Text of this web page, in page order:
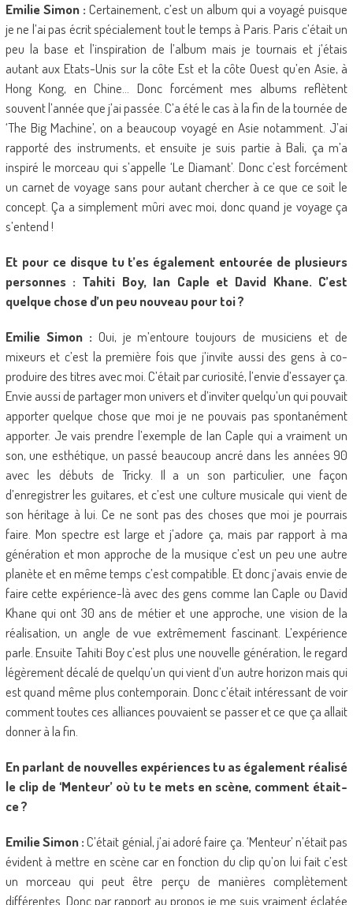
Emilie Simon : Certainement, c’est un album qui a voyagé puisque
je ne l’ai pas écrit spécialement tout le temps à Paris. Paris c’était un
peu la base et l’inspiration de l’album mais je tournais et j’étais
autant aux Etats-Unis sur la côte Est et la côte Ouest qu’en Asie, à
Hong Kong, en Chine… Donc forcément mes albums reflètent
souvent l’année que j’ai passée. C’a été le cas à la fin de la tournée de
‘The Big Machine’, on a beaucoup voyagé en Asie notamment. J’ai
rapporté des instruments, et ensuite je suis partie à Bali, ça m’a
inspiré le morceau qui s’appelle ‘Le Diamant’. Donc c’est forcément
un carnet de voyage sans pour autant chercher à ce que ce soit le
concept. Ça a simplement mûri avec moi, donc quand je voyage ça
s’entend !
Et pour ce disque tu t’es également entourée de plusieurs
personnes : Tahiti Boy, Ian Caple et David Khane. C’est
quelque chose d’un peu nouveau pour toi ?
Emilie Simon : Oui, je m’entoure toujours de musiciens et de
mixeurs et c’est la première fois que j’invite aussi des gens à co-
produire des titres avec moi. C’était par curiosité, l’envie d’essayer ça.
Envie aussi de partager mon univers et d’inviter quelqu’un qui pouvait
apporter quelque chose que moi je ne pouvais pas spontanément
apporter. Je vais prendre l’exemple de Ian Caple qui a vraiment un
son, une esthétique, un passé beaucoup ancré dans les années 90
avec les débuts de Tricky. Il a un son particulier, une façon
d’enregistrer les guitares, et c’est une culture musicale qui vient de
son héritage à lui. Ce ne sont pas des choses que moi je pourrais
faire. Mon spectre est large et j’adore ça, mais par rapport à ma
génération et mon approche de la musique c’est un peu une autre
planète et en même temps c’est compatible. Et donc j’avais envie de
faire cette expérience-là avec des gens comme Ian Caple ou David
Khane qui ont 30 ans de métier et une approche, une vision de la
réalisation, un angle de vue extrêmement fascinant. L’expérience
parle. Ensuite Tahiti Boy c’est plus une nouvelle génération, le regard
légèrement décalé de quelqu’un qui vient d’un autre horizon mais qui
est quand même plus contemporain. Donc c’était intéressant de voir
comment toutes ces alliances pouvaient se passer et ce que ça allait
donner à la fin.
En parlant de nouvelles expériences tu as également réalisé
le clip de ‘Menteur’ où tu te mets en scène, comment était-
ce ?
Emilie Simon :C’était génial, j’ai adoré faire ça. ‘Menteur’ n’était pas
évident à mettre en scène car en fonction du clip qu’on lui fait c’est
un morceau qui peut être perçu de manières complètement
différentes. Donc par rapport au propos je me suis vraiment éclatée